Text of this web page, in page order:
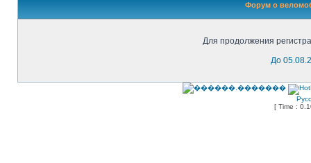
Форум о
Для продолжения
До
[ Time :